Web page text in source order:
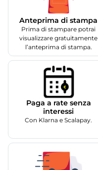
Anteprima di stampa
Prima di stampare potrai
visualizzare gratuitamente
l’anteprima di stampa.
Paga a rate senza
interessi
Con Klarna e Scalapay.